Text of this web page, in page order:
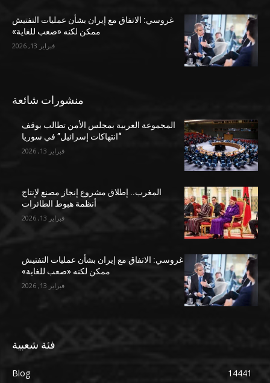
غروسي: الاتفاق مع إيران بشأن عمليات التفتيش
ممكن لكنه «صعب للغاية»
فبراير 13, 2026
منشورات شائعة
المجموعة العربية بمجلس الأمن تطالب بوقف
“انتهاكات إسرائيل” في سوريا
فبراير 13, 2026
المغرب.. إطلاق مشروع إنجاز مصنع لإنتاج
أنظمة هبوط الطائرات
فبراير 13, 2026
غروسي: الاتفاق مع إيران بشأن عمليات التفتيش
ممكن لكنه «صعب للغاية»
فبراير 13, 2026
فئة شعبية
Blog
14441